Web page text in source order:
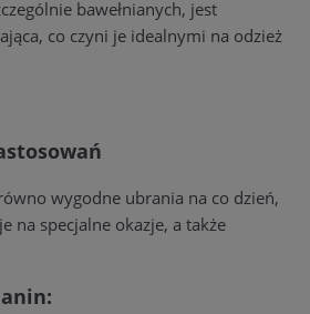
bawełnianych, jest
co czyni je idealnymi na odzież
wygodne ubrania na co dzień,
na specjalne okazje, a także